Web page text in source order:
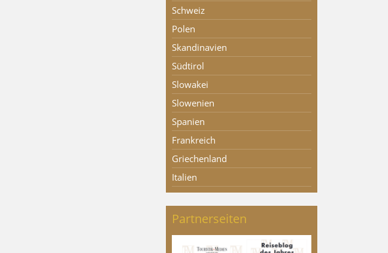
Schweiz
Polen
Skandinavien
Südtirol
Slowakei
Slowenien
Spanien
Frankreich
Griechenland
Italien
Partnerseiten